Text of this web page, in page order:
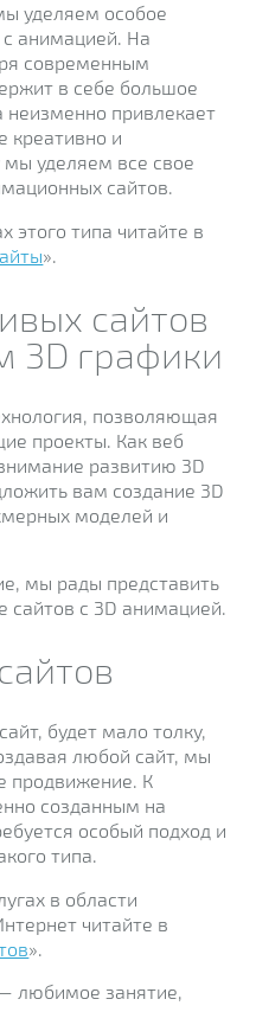
уделяем особое
анимацией. На
современным
в себе большое
неизменно привлекает
креативно и
уделяем все свое
сайтов.
этого типа читайте в
».
сайтов
3D графики
позволяющая
проекты. Как веб
развитию 3D
вам создание 3D
моделей и
мы рады представить
с 3D анимацией.
будет мало толку,
любой сайт, мы
продвижение. К
созданным на
особый подход и
типа.
в области
читайте в
».
любимое занятие,